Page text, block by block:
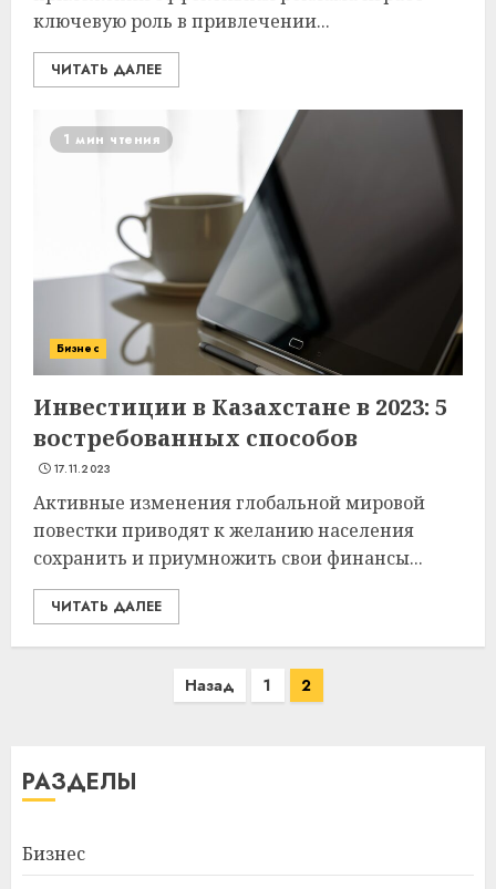
ключевую роль в привлечении...
ЧИТАТЬ ДАЛЕЕ
1 мин чтения
Бизнес
Инвестиции в Казахстане в 2023: 5
востребованных способов
17.11.2023
Активные изменения глобальной мировой
повестки приводят к желанию населения
сохранить и приумножить свои финансы...
ЧИТАТЬ ДАЛЕЕ
Назад 1 2
РАЗДЕЛЫ
Бизнес